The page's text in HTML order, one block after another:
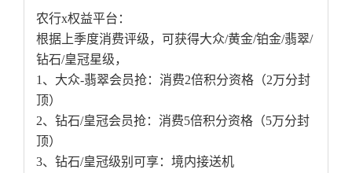
农行x权益平台：
根据上季度消费评级，可获得大众/黄金/铂金/翡翠/
钻石/皇冠星级，
1、大众-翡翠会员抢：消费2倍积分资格（2万分封
顶）
2、钻石/皇冠会员抢：消费5倍积分资格（5万分封
顶）
3、钻石/皇冠级别可享：境内接送机